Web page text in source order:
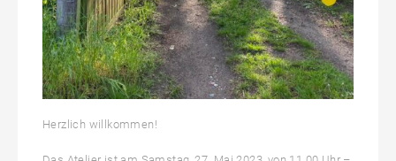
Herzlich willkommen!